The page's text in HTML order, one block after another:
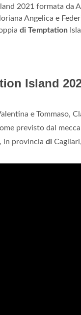
2021 formata da
Angelica e
di Temptation
Island
e Tommaso,
previsto dal
in provincia di